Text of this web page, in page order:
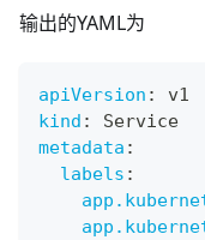
输出的YAML为
apiVersion :
v1
kind :
Service
metadata :
labels :